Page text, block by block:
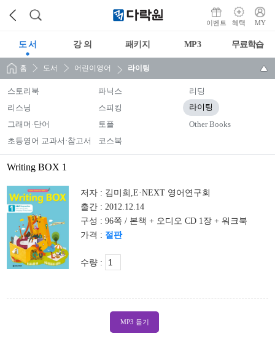
이벤트 혜택 MY
도 서 강 의 패키지 MP3 무료학습
홈 도서 어린이영어 라이팅
스토리북 파닉스
리딩
리스닝
스피킹 라이팅
그래머·단어 토플
Other Books
초등영어 교과서·참고서
코스북
Writing BOX 1
저자 : 김미희,E·NEXT 영어연구회
출간 : 2012.12.14
구성 : 96쪽 / 본책 + 오디오 CD 1장 + 워크북
가격 : 절판
수량 :
MP3 듣기